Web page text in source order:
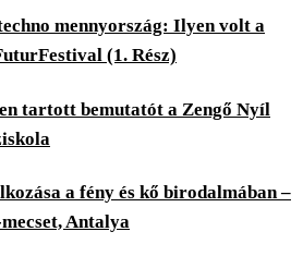
mennyország: Ilyen volt a
(1. Rész)
tartott bemutatót a Zengő Nyíl
a fény és kő birodalmában –
Antalya